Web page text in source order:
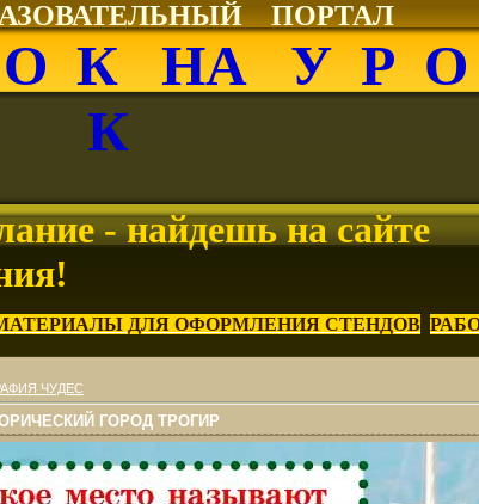
ПОРТАЛ
О К НА У Р
К
- найдешь на сайте
ДЛЯ ОФОРМЛЕНИЯ СТЕНДОВ
ЧУДЕС
ГОРОД ТРОГИР